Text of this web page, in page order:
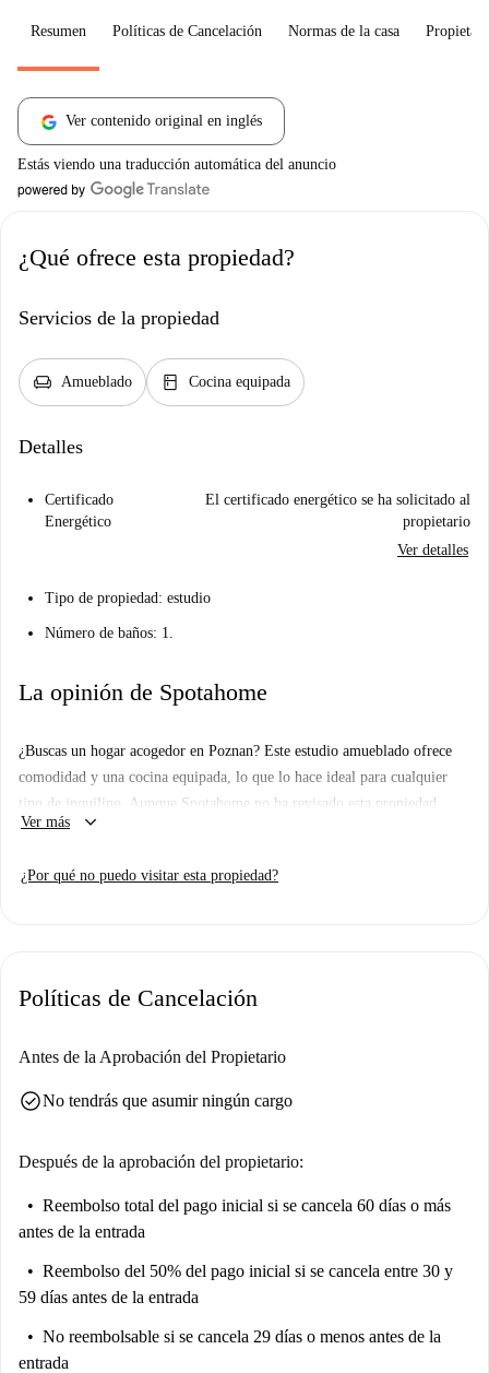
Resumen Políticas de Cancelación Normas de la casa
Ver contenido original en inglés
Estás viendo una traducción automática del anuncio
¿Qué ofrece esta propiedad?
Servicios de la propiedad
chair Amueblado kitchen Cocina equipada
Detalles
Certificado
Energético
El certificado energético se ha solicitado al
propietario
Ver detalles
Tipo de propiedad: estudio
Número de baños: 1.
La opinión de Spotahome
¿Buscas un hogar acogedor en Poznan? Este estudio amueblado ofrece
comodidad y una cocina equipada, lo que lo hace ideal para cualquier
tipo de inquilino. Aunque Spotahome no ha revisado esta propiedad
personalmente, te aseguramos que todos los propietarios se someten a un
Ver más keyboard_arrow_down
¿Por qué no puedo visitar esta propiedad?
Políticas de Cancelación
Antes de la Aprobación del Propietario
check_circleNo tendrás que asumir ningún cargo
Después de la aprobación del propietario:
Reembolso total del pago inicial si se cancela 60 días o más
antes de la entrada
Reembolso del 50% del pago inicial si se cancela entre 30 y
59 días antes de la entrada
No reembolsable si se cancela 29 días o menos antes de la
entrada